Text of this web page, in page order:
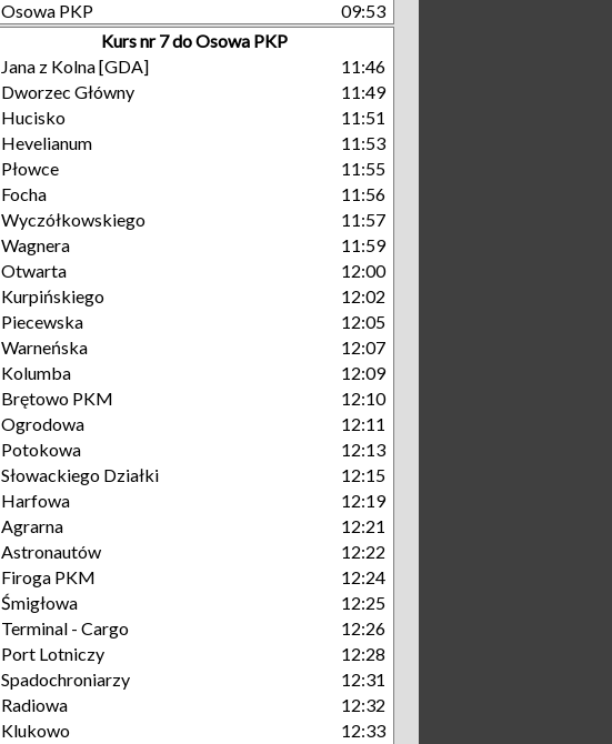
Osowa PKP
09:53
Kurs nr 7 do Osowa PKP
Jana z Kolna [GDA]
11:46
Dworzec Główny
11:49
Hucisko
11:51
Hevelianum
11:53
Płowce
11:55
Focha
11:56
Wyczółkowskiego
11:57
Wagnera
11:59
Otwarta
12:00
Kurpińskiego
12:02
Piecewska
12:05
Warneńska
12:07
Kolumba
12:09
Brętowo PKM
12:10
Ogrodowa
12:11
Potokowa
12:13
Słowackiego Działki
12:15
Harfowa
12:19
Agrarna
12:21
Astronautów
12:22
Firoga PKM
12:24
Śmigłowa
12:25
Terminal - Cargo
12:26
Port Lotniczy
12:28
Spadochroniarzy
12:31
Radiowa
12:32
Klukowo
12:33